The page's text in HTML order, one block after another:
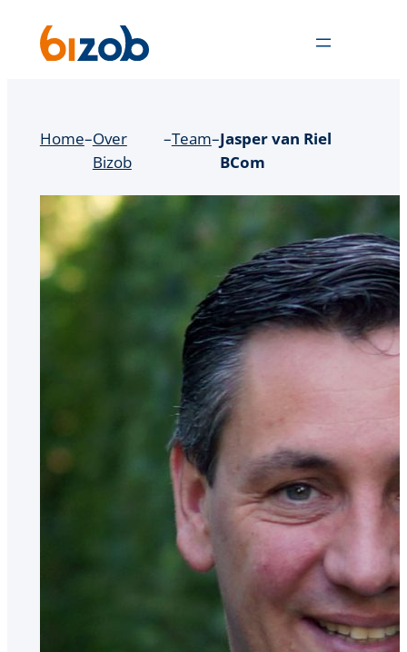
Home–Over
Bizob
–Team–Jasper van Riel
BCom